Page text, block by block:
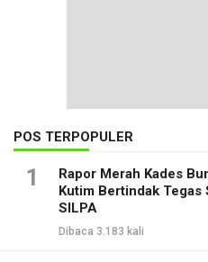
POS TERPOPULER
1
Rapor Merah Kades
Kutim Bertindak Tegas
SILPA
Dibaca 3.183 kali